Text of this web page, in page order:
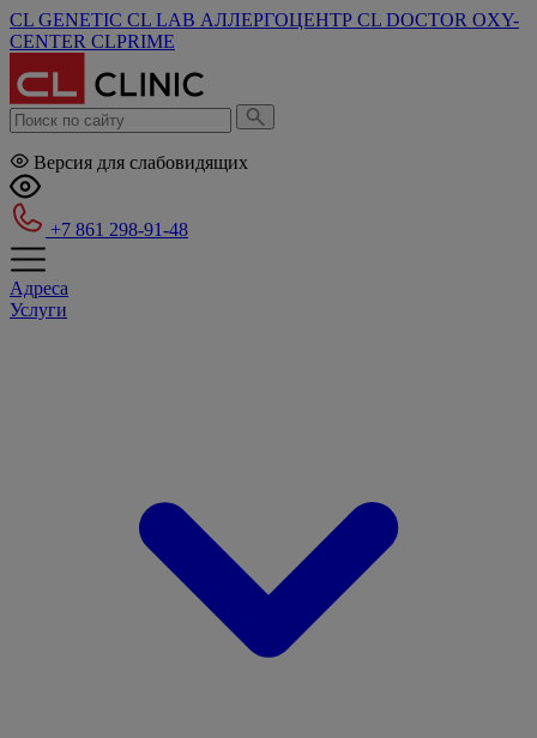
CL GENETIC CL LAB АЛЛЕРГОЦЕНТР CL DOCTOR OXY-
CENTER CLPRIME
Версия для слабовидящих
+7 861 298-91-48
Адреса
Услуги